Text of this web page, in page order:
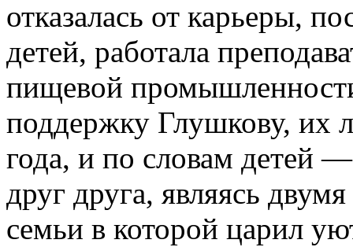
отказалась от карьеры,
детей, работала
пищевой
поддержку Глушкову, их
года, и по словам детей
друг друга, являясь
семьи в которой царил